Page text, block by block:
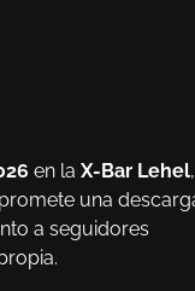
en la X-Bar Lehel,
una
a seguidores